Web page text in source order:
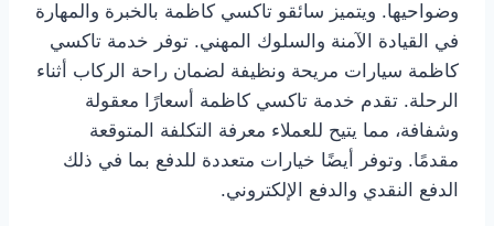
وضواحيها. ويتميز سائقو تاكسي كاظمة بالخبرة والمهارة
في القيادة الآمنة والسلوك المهني. توفر خدمة تاكسي
كاظمة سيارات مريحة ونظيفة لضمان راحة الركاب أثناء
الرحلة. تقدم خدمة تاكسي كاظمة أسعارًا معقولة
وشفافة، مما يتيح للعملاء معرفة التكلفة المتوقعة
مقدمًا. وتوفر أيضًا خيارات متعددة للدفع بما في ذلك
الدفع النقدي والدفع الإلكتروني.